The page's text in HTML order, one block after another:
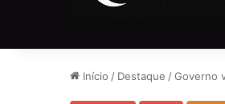
Início / Destaque /Governo